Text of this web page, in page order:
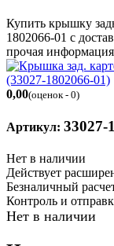
Купить крышку
1802066-01 c
прочая
0,00(оценок - 0)
Артикул: 33027-
Нет в наличии
Действует
Безналичный
Контроль и
Нет в наличии